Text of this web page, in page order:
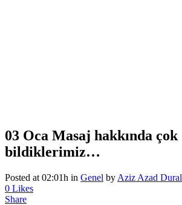
03 Oca Masaj hakkında çok
bildiklerimiz…
Posted at 02:01h in Genel by Aziz Azad Dural
0 Likes
Share